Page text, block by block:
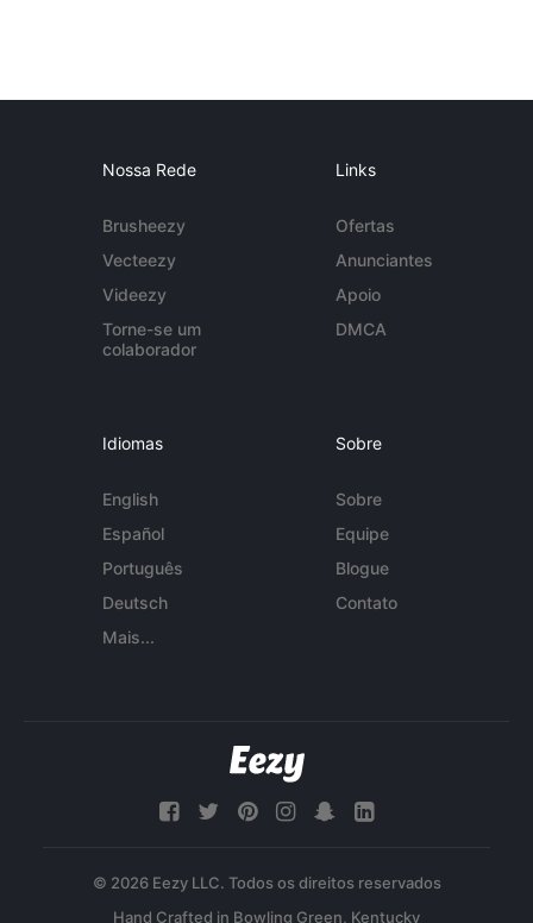
Nossa Rede
Brusheezy
Vecteezy
Videezy
Torne-se um
colaborador
Links
Ofertas
Anunciantes
Apoio
DMCA
Idiomas
English
Español
Português
Deutsch
Mais...
Sobre
Sobre
Equipe
Blogue
Contato
© 2026 Eezy LLC. Todos os direitos reservados